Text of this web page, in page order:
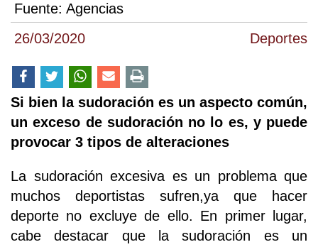
26/03/2020 Deportes
Fuente: Agencias
Si bien la sudoración es un aspecto común,
un exceso de sudoración no lo es, y puede
provocar 3 tipos de alteraciones
La sudoración excesiva es un problema que
muchos deportistas sufren,ya que hacer
deporte no excluye de ello. En primer lugar,
cabe destacar que la sudoración es un